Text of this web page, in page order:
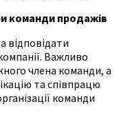
команди продажів
відповідати
Важливо
члена команди, а
та співпрацю
команди